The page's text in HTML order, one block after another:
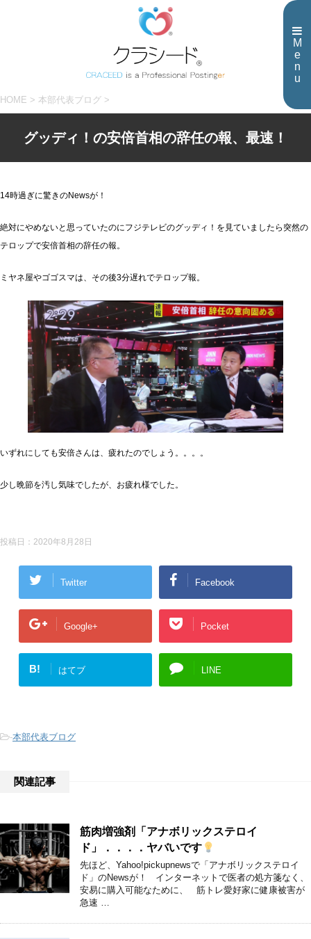
M
e
n
u
HOME > 本部代表ブログ >
グッディ！の安倍首相の辞任の報、最速！
14時過ぎに驚きのNewsが！
絶対にやめないと思っていたのにフジテレビのグッディ！を見ていましたら突然の
テロップで安倍首相の辞任の報。
ミヤネ屋やゴゴスマは、その後3分遅れでテロップ報。
いずれにしても安倍さんは、疲れたのでしょう。。。。
少し晩節を汚し気味でしたが、お疲れ様でした。
投稿日： 2020年8月28日
Twitter Facebook
Google+ Pocket
B! はてブ LINE
-本部代表ブログ
関連記事
筋肉増強剤「アナボリックステロイ
ド」．．．．ヤバいです
先ほど、Yahoo!pickupnewsで「アナボリックステロイ
ド」のNewsが！ インターネットで医者の処方箋なく、
安易に購入可能なために、 筋トレ愛好家に健康被害が
急速 …